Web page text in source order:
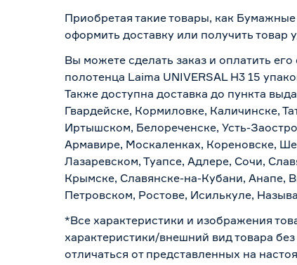
Приобретая такие товары, как
оформить доставку или получить
Вы можете сделать заказ и оплатить
полотенца Laima UNIVERSAL H3 15
Также доступна доставка до пункта
Гвардейске, Кормиловке, Каличинске,
Иртышском, Белореченске, Усть-
Армавире, Москаленках, Кореновске,
Лазаревском, Туапсе, Адлере, Сочи,
Крымске, Славянске-на-Кубани, Анапе,
Петровском, Ростове, Исилькуле,
*Все характеристики и изображения
характеристики/внешний вид товара
отличаться от представленных на